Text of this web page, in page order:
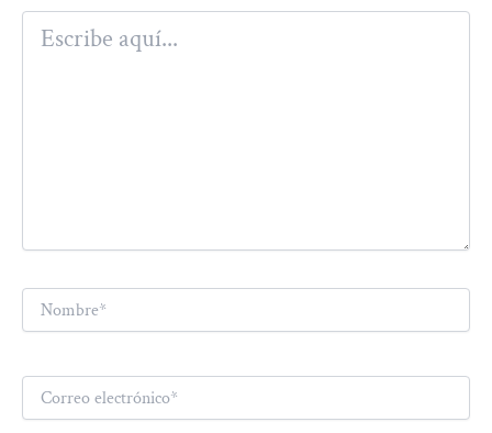
Escribe
aquí...
Nombre*
Correo
electrónico*